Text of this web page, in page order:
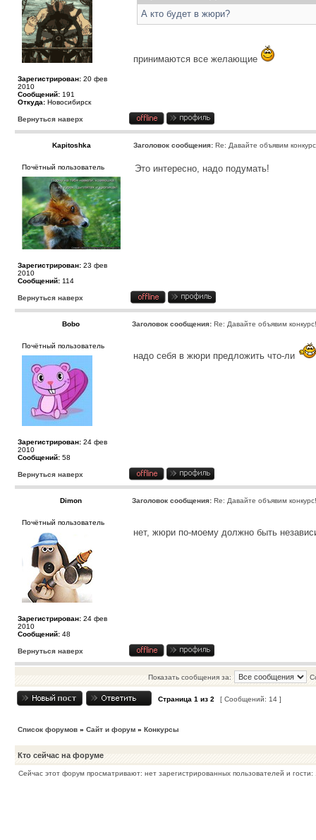
Зарегистрирован: 20 фев
2010
Сообщений: 191
Откуда: Новосибирск
А кто будет в жюри?
принимаются все желающие
Вернуться наверх
Kapitoshka Заголовок сообщения: Re: Давайте объявим
Почётный пользователь
Зарегистрирован: 23 фев
2010
Сообщений: 114
Это интересно, надо подумать!
Вернуться наверх
Bobo Заголовок сообщения: Re: Давайте объявим конкурс!
Почётный пользователь
Зарегистрирован: 24 фев
2010
Сообщений: 58
надо себя в жюри предложить что-ли
Вернуться наверх
Dimon Заголовок сообщения: Re: Давайте объявим конкурс!
Почётный пользователь
Зарегистрирован: 24 фев
2010
Сообщений: 48
нет, жюри по-моему должно быть
Вернуться наверх
Показать сообщения за:
Страница 1 из 2 [ Сообщений: 14 ]
Список форумов » Сайт и форум » Конкурсы
Кто сейчас на форуме
Сейчас этот форум просматривают: нет зарегистрированных пользователей и гости: